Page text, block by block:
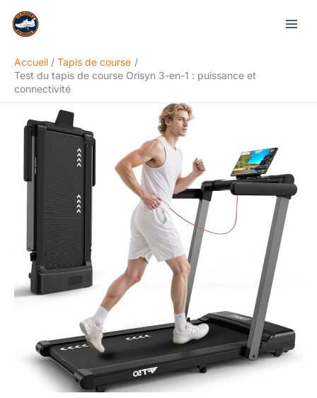
Accueil
Tapis de course
Test du tapis de course Orisyn 3-en-1 : puissance et
connectivité
Rechercher